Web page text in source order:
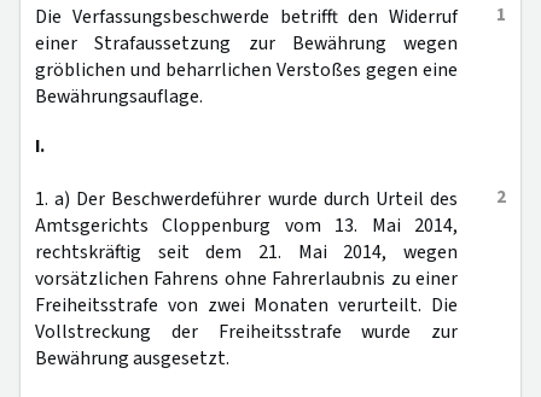
1
Die Verfassungsbeschwerde betrifft den Widerruf
einer Strafaussetzung zur Bewährung wegen
gröblichen und beharrlichen Verstoßes gegen eine
Bewährungsauflage.
I.
2
1. a) Der Beschwerdeführer wurde durch Urteil des
Amtsgerichts Cloppenburg vom 13. Mai 2014,
rechtskräftig seit dem 21. Mai 2014, wegen
vorsätzlichen Fahrens ohne Fahrerlaubnis zu einer
Freiheitsstrafe von zwei Monaten verurteilt. Die
Vollstreckung der Freiheitsstrafe wurde zur
Bewährung ausgesetzt.